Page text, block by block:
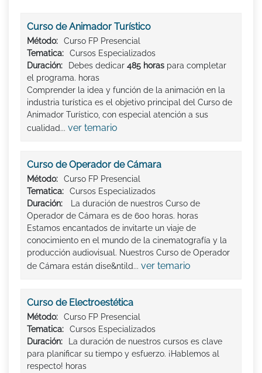
Curso de Animador Turístico
Método:
Curso FP Presencial
Tematica:
Cursos Especializados
Duración:
Debes dedicar 485 horas para completar
el programa. horas
Comprender la idea y función de la animación en la
industria turística es el objetivo principal del Curso de
Animador Turístico, con especial atención a sus
cualidad... ver temario
Curso de Operador de Cámara
Método:
Curso FP Presencial
Tematica:
Cursos Especializados
Duración:
La duración de nuestros Curso de
Operador de Cámara es de 600 horas. horas
Estamos encantados de invitarte un viaje de
conocimiento en el mundo de la cinematografía y la
producción audiovisual. Nuestros Curso de Operador
de Cámara están dise&ntild... ver temario
Curso de Electroestética
Método:
Curso FP Presencial
Tematica:
Cursos Especializados
Duración:
La duración de nuestros cursos es clave
para planificar su tiempo y esfuerzo. ¡Hablemos al
respecto! horas